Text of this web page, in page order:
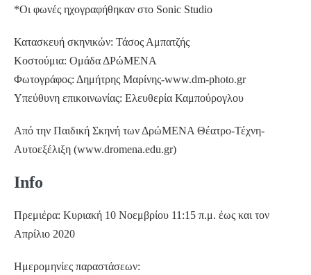
*Oι φωνές ηχογραφήθηκαν στο Sonic Studio
Κατασκευή σκηνικών: Τάσος Αμπατζής
Κοστούμια: Ομάδα ΔΡώΜΕΝΑ
Φωτογράφος: Δημήτρης Μαρίνης-www.dm-photo.gr
Υπεύθυνη επικοινωνίας: Ελευθερία Καμπούρογλου
Από την Παιδική Σκηνή των ΔρώΜΕΝΑ Θέατρο-Τέχνη-
Αυτοεξέλιξη (www.dromena.edu.gr)
Info
Πρεμιέρα: Κυριακή 10 Νοεμβρίου 11:15 π.μ. έως και τον
Απρίλιο 2020
Ημερομηνίες παραστάσεων: